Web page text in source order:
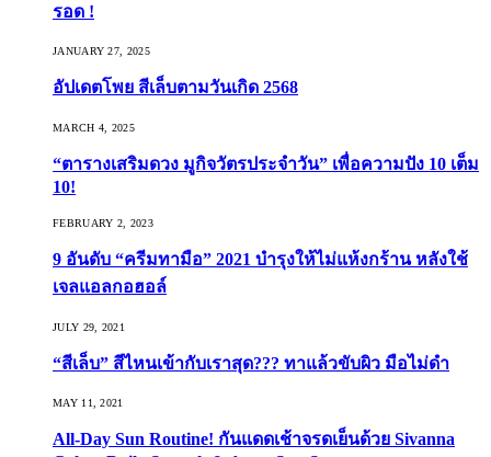
รอด !
JANUARY 27, 2025
อัปเดตโพย สีเล็บตามวันเกิด 2568
MARCH 4, 2025
“ตารางเสริมดวง มูกิจวัตรประจำวัน” เพื่อความปัง 10 เต็ม
10!
FEBRUARY 2, 2023
9 อันดับ “ครีมทามือ” 2021 บำรุงให้ไม่แห้งกร้าน หลังใช้
เจลแอลกอฮอล์
JULY 29, 2021
“สีเล็บ” สีไหนเข้ากับเราสุด??? ทาแล้วขับผิว มือไม่ดำ
MAY 11, 2021
All-Day Sun Routine! กันแดดเช้าจรดเย็นด้วย Sivanna